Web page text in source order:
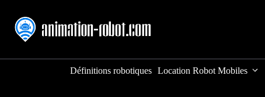
contenu
Définitions robotiques Location Robot Mobiles